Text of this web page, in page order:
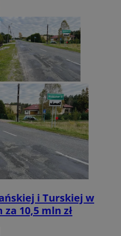
i Turskiej w
10,5 mln zł